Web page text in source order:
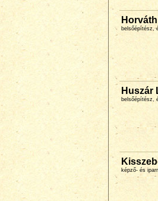
belsőépítész,
Huszár
belsőépítész,
képző- és